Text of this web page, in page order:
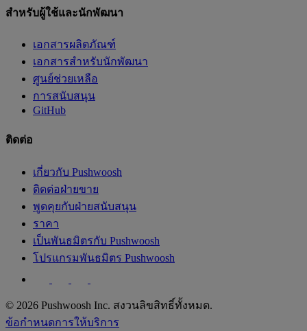
สำหรับผู้ใช้และนักพัฒนา
เอกสารผลิตภัณฑ์
เอกสารสำหรับนักพัฒนา
ศูนย์ช่วยเหลือ
การสนับสนุน
GitHub
ติดต่อ
เกี่ยวกับ Pushwoosh
ติดต่อฝ่ายขาย
พูดคุยกับฝ่ายสนับสนุน
ราคา
เป็นพันธมิตรกับ Pushwoosh
โปรแกรมพันธมิตร Pushwoosh
© 2026 Pushwoosh Inc. สงวนลิขสิทธิ์ทั้งหมด.
ข้อกำหนดการให้บริการ